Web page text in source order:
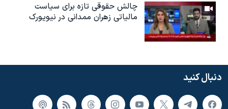
چالش حقوقی تازه برای سیاست
مالیاتی زهران ممدانی در نیویورک
دنبال کنید